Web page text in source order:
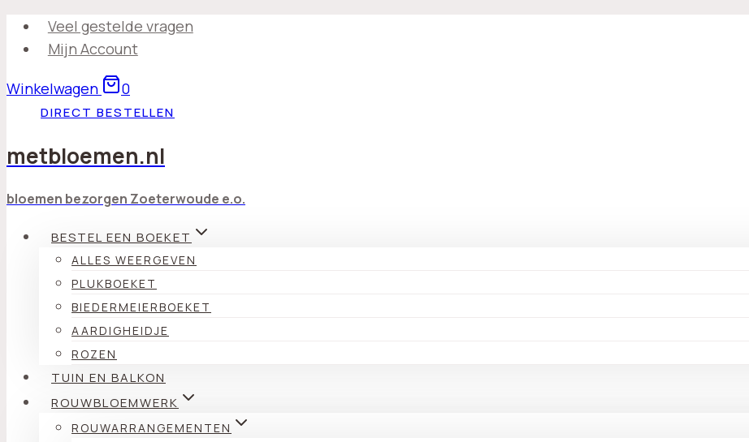
Doorgaan
naar
Veel gestelde vragen
Mijn Account
Winkelwagen 0
DIRECT BESTELLEN
metbloemen.nl
bloemen bezorgen Zoeterwoude e.o.
BESTEL EEN BOEKET
ALLES WEERGEVEN
PLUKBOEKET
BIEDERMEIERBOEKET
AARDIGHEIDJE
ROZEN
TUIN EN BALKON
ROUWBLOEMWERK
ROUWARRANGEMENTEN